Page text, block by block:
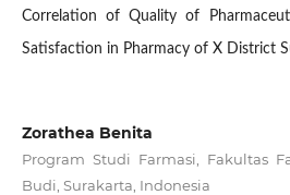
Correlation of Quality of
Satisfaction in Pharmacy of X District
Zorathea Benita
Program Studi Farmasi, Fakultas
Budi, Surakarta, Indonesia